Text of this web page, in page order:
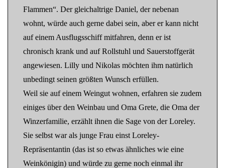
Flammen“. Der gleichaltrige Daniel, der nebenan
wohnt, würde auch gerne dabei sein, aber er kann nicht
auf einem Ausflugsschiff mitfahren, denn er ist
chronisch krank und auf Rollstuhl und Sauerstoffgerät
angewiesen. Lilly und Nikolas möchten ihm natürlich
unbedingt seinen größten Wunsch erfüllen.
Weil sie auf einem Weingut wohnen, erfahren sie zudem
einiges über den Weinbau und Oma Grete, die Oma der
Winzerfamilie, erzählt ihnen die Sage von der Loreley.
Sie selbst war als junge Frau einst Loreley-
Repräsentantin (das ist so etwas ähnliches wie eine
Weinkönigin) und würde zu gerne noch einmal ihr